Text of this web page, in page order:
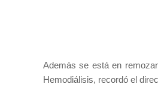
Además se está en
Hemodiálisis, recordó el